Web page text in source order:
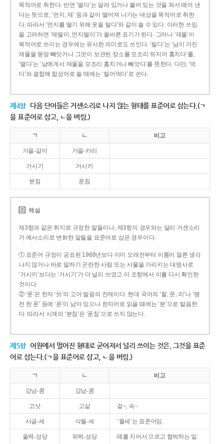
목적어로 취한다. 반면 ‘떨다’는 달려 있거나 붙어 있는 것을 쳐서 떼어 낸
다는 뜻으로, ‘먼지, 재’ 등과 같이 떨어져 나가는 대상을 목적어로 취한
다. 따라서 ‘먼지를 떨기 위해 옷을 털다’와 같이 쓸 수 있다. 이러한 쓰임
을 고려하면 ‘재떨이, 먼지떨이’가 올바른 표기가 된다. 그러나 ‘재물’이
목적어로 쓰이는 경우에는 유사한 의미로도 쓰인다. ‘털다’는 ‘남이 가진
재물을 몽땅 빼앗거나 그것이 보관된 장소를 모조리 뒤지어 훔치다’를,
‘떨다’는 ‘남에게서 재물을 모조리 훔치거나 빼앗다’를 뜻한다. 다만, ‘먹
다’와 결합해 합성어로 쓸 때에는 ‘털어먹다’로 쓴다.
제4항 다음 단어들은 거센소리로 나지 않는 형태를 표준어로 삼는다.(ㄱ
을 표준어로 삼고, ㄴ을 버림.)
ㄱ ㄴ 비고
가을-갈이 가을-카리
거시기 거시키
분침 푼침
해설
제3항과 같은 취지로 규정한 말들이나, 제3항의 경우와는 달리 거센소리
가 예사소리로 변화한 말들을 표준어로 삼은 경우이다.
① 표준어 규정이 공표된 1988년보다 이미 오래전부터 이름이 얼른 생각
나지 않거나 바로 말하기 곤란한 사람 또는 사물을 가리키는 대명사로
‘거시키’보다는 ‘거시기’가 더 널리 쓰였고 이 조항에서 이를 다시 확인한
것이다.
② ‘푼’은 한자 ‘分’의 고어 발음의 잔재이다. 현대 국어의 ‘할, 푼, 리’나 ‘땡
전 한 푼’ 등에 ‘푼’이 남아 있으나 한자어로 읽을 때에는 ‘분’으로 발음한
다. 따라서 시계의 ‘분침’은 ‘푼침’으로 쓰지 않는다.
제5항 어원에서 멀어진 형태로 굳어져서 널리 쓰이는 것은, 그것을 표준
어로 삼는다.(ㄱ을 표준어로 삼고, ㄴ을 버림.)
ㄱ ㄴ 비고
강낭-콩 강남-콩
고삿 고샅 겉~, 속~.
사글-세 삭월-세 ‘월세’는 표준어임.
울력-성당 위력-성당 떼를 지어서 으르고 협박하는 일.